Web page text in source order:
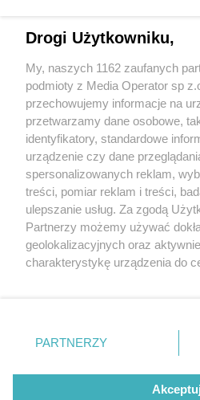
4 / 0
Wydawca mediów lokalnych
Nie zapomnij
zapoznać się z:
polityką prywatności
Twojemiasto
Piekary Śląskie
Chorzów
Tarnowskie Góry
Gliwice
Drogi Użytkowniku,
My, naszych 1162 zaufanych
podmioty z Media Operator sp
przechowujemy informacje na
przetwarzamy dane osobowe,
identyfikatory, standardowe
urządzenie czy dane
spersonalizowanych reklam,
treści, pomiar reklam i treści,
ulepszanie usług. Za zgodą
Partnerzy możemy używać
geolokalizacyjnych oraz
charakterystykę urządzenia do
zmienić/wycofać klikając
znajdujący się w lewym dolnym
rodzaje przetwarzania danych
użytkownika, ale masz prawo
PARTNERZY